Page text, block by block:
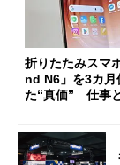
折りたたみスマ
nd N6」を3カ月
た“真価” 仕事